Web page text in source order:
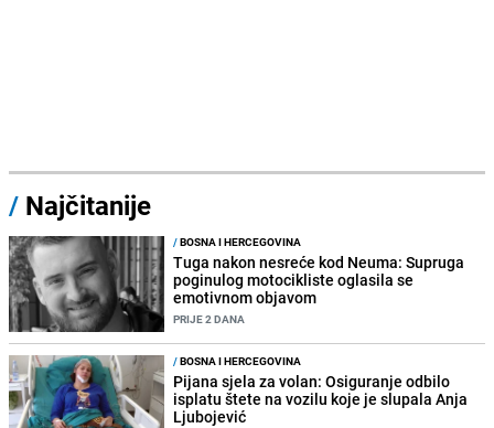
/ Najčitanije
/BOSNA I HERCEGOVINA
Tuga nakon nesreće kod Neuma: Supruga
poginulog motocikliste oglasila se
emotivnom objavom
PRIJE 2 DANA
/BOSNA I HERCEGOVINA
Pijana sjela za volan: Osiguranje odbilo
isplatu štete na vozilu koje je slupala Anja
Ljubojević